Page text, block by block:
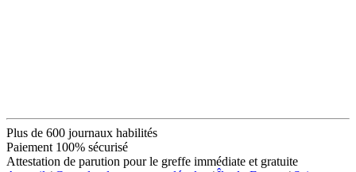
Plus de 600 journaux habilités
Paiement 100% sécurisé
Attestation de parution pour le greffe immédiate et gratuite